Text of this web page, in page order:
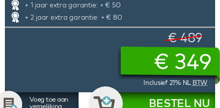
+ 1 jaar extra garantie: + € 50
+ 2 jaar extra garantie: + € 80
€ 489
€349
Inclusief 21% NL BTW
Voeg toe aan
vergelijking
BESTEL NU